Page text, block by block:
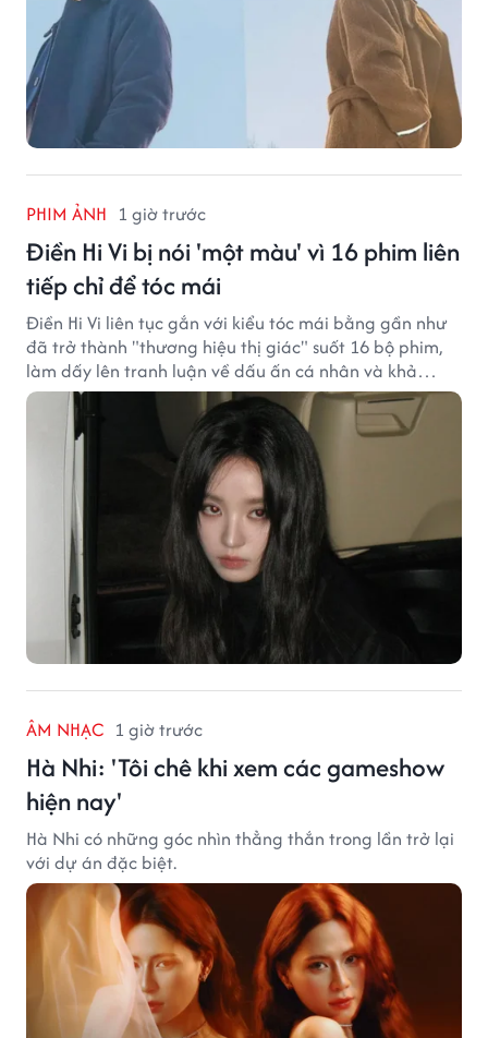
PHIM ẢNH 1 giờ trước
Điền Hi Vi bị nói 'một màu' vì 16 phim liên
tiếp chỉ để tóc mái
Điền Hi Vi liên tục gắn với kiểu tóc mái bằng gần như
đã trở thành "thương hiệu thị giác" suốt 16 bộ phim,
làm dấy lên tranh luận về dấu ấn cá nhân và khả
năng biến hóa trên màn ảnh.
ÂM NHẠC 1 giờ trước
Hà Nhi: 'Tôi chê khi xem các gameshow
hiện nay'
Hà Nhi có những góc nhìn thẳng thắn trong lần trở lại
với dự án đặc biệt.